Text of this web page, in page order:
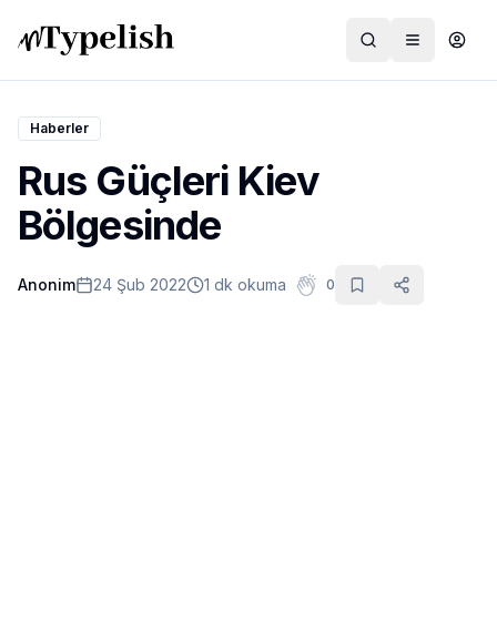
Dünya
Film ve Dizi
Kültür ve Sanat
Haberler
Rus Güçleri Kiev
Bölgesinde
Anonim 24 Şub 2022 1 dk okuma 0